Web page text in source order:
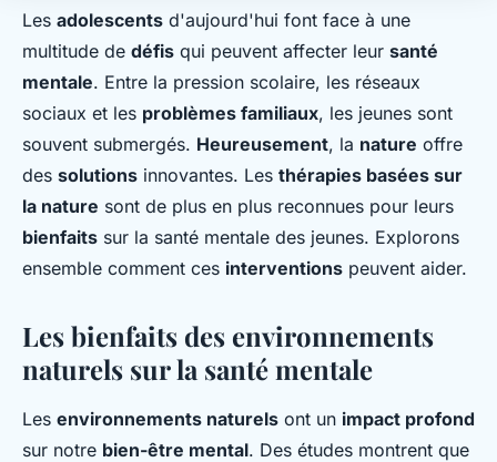
Les adolescents d'aujourd'hui font face à une
multitude de défis qui peuvent affecter leur santé
mentale. Entre la pression scolaire, les réseaux
sociaux et les problèmes familiaux, les jeunes sont
souvent submergés. Heureusement, la nature offre
des solutions innovantes. Les thérapies basées sur
la nature sont de plus en plus reconnues pour leurs
bienfaits sur la santé mentale des jeunes. Explorons
ensemble comment ces interventions peuvent aider.
Les bienfaits des environnements
naturels sur la santé mentale
Les environnements naturels ont un impact profond
sur notre bien-être mental. Des études montrent que